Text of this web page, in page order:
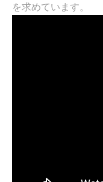
を求めています。